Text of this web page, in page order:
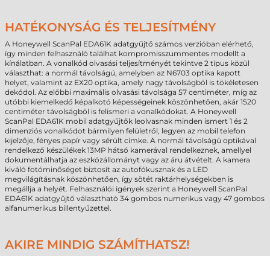
HATÉKONYSÁG ÉS TELJESÍTMÉNY
A Honeywell ScanPal EDA61K adatgyűjtő számos verzióban elérhető,
így minden felhasználó találhat kompromisszummentes modellt a
kínálatban. A vonalkód olvasási teljesítményét tekintve 2 típus közül
választhat: a normál távolságú, amelyben az N6703 optika kapott
helyet, valamint az EX20 optika, amely nagy távolságból is tökéletesen
dekódol. Az előbbi maximális olvasási távolsága 57 centiméter, míg az
utóbbi kiemelkedő képalkotó képességeinek köszönhetően, akár 1520
centiméter távolságból is felismeri a vonalkódokat. A Honeywell
ScanPal EDA61K mobil adatgyűjtők leolvasnak minden ismert 1 és 2
dimenziós vonalkódot bármilyen felületről, legyen az mobil telefon
kijelzője, fényes papír vagy sérült címke. A normál távolságú optikával
rendelkező készülékek 13MP hátsó kamerával rendelkeznek, amellyel
dokumentálhatja az eszközállományt vagy az áru átvételt. A kamera
kiváló fotóminőséget biztosít az autofókusznak és a LED
megvilágításnak köszönhetően, így sötét raktárhelységekben is
megállja a helyét. Felhasználói igények szerint a Honeywell ScanPal
EDA61K adatgyűjtő választható 34 gombos numerikus vagy 47 gombos
alfanumerikus billentyűzettel.
AKIRE MINDIG SZÁMÍTHATSZ!